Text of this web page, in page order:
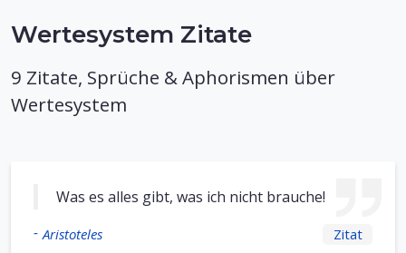
Wertesystem Zitate
9 Zitate, Sprüche & Aphorismen über
Wertesystem
Was es alles gibt, was ich nicht brauche!
- Aristoteles Zitat